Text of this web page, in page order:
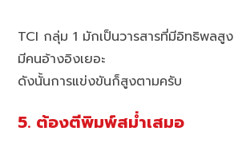
TCI กลุ่ม 1 มักเป็นวารสารที่มีอิทธิพลสูง
มีคนอ้างอิงเยอะ
ดังนั้นการแข่งขันก็สูงตามครับ
5. ต้องตีพิมพ์สม่ำเสมอ